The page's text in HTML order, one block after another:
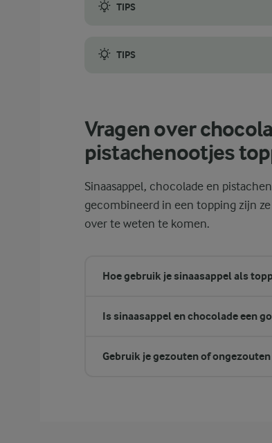
TIPS
TIPS
Vragen over
pistachenootjes
Sinaasappel, chocolade en
gecombineerd in een topping zijn
over te weten te komen.
Hoe gebruik je sinaasappel als
Is sinaasappel en chocolade een
Gebruik je gezouten of